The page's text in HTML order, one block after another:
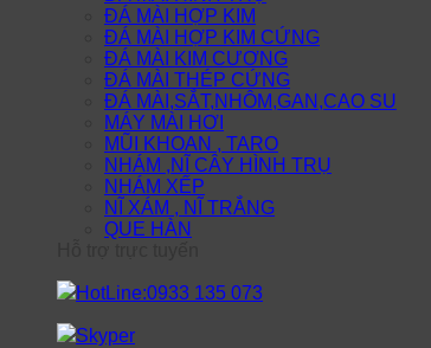
ĐÁ MÀI HỢP KIM
ĐÁ MÀI HỢP KIM CỨNG
ĐÁ MÀI KIM CƯƠNG
ĐÁ MÀI THÉP CỨNG
ĐÁ MÀI,SẮT,NHÔM,GAN,CAO SU
MÁY MÀI HƠI
MŨI KHOAN , TARO
NHÁM ,NĨ CÂY HÌNH TRỤ
NHÁM XẾP
NĨ XÁM , NĨ TRẮNG
QUE HÀN
HotLine:0933 135 073
Skyper